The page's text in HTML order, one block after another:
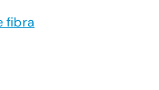
fibra